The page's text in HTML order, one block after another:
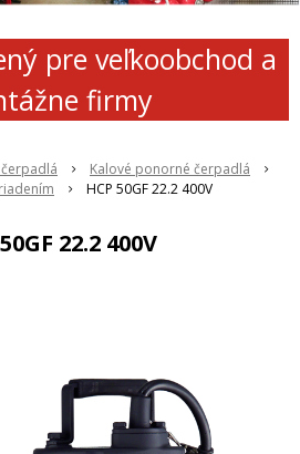
pre veľkoobchod a
firmy
Kalové ponorné čerpadlá
HCP 50GF 22.2 400V
22.2 400V